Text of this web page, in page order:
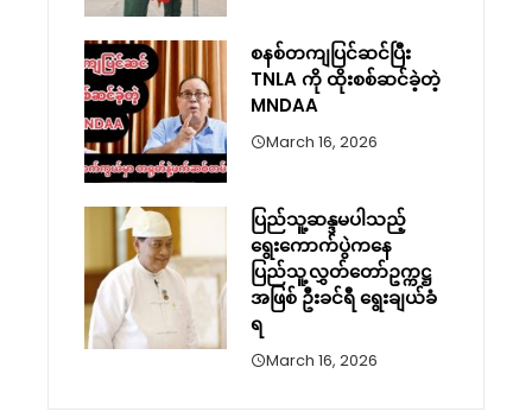
စနစ်တကျပြင်ဆင်ပြီး
TNLA ကို ထိုးစစ်ဆင်ခဲ့တဲ့
MNDAA
March 16, 2026
ပြည်သူ့ဆန္ဒမပါသည့်
ရွေးကောက်ပွဲကနေ
ပြည်သူ့လွှတ်တော်ဥက္ကဋ္ဌ
အဖြစ် ဦးခင်ရီ ရွေးချယ်ခံ
ရ
March 16, 2026